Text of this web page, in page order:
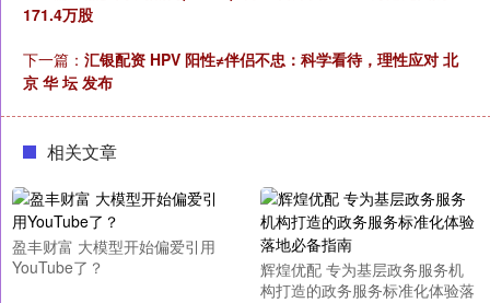
171.4万股
下一篇： 汇银配资 HPV 阳性≠伴侣不忠：科学看待，理性应对 北
京 华 坛 发布
相关文章
盈丰财富 大模型开始偏爱引用
YouTube了？
辉煌优配 专为基层政务服务机
构打造的政务服务标准化体验落